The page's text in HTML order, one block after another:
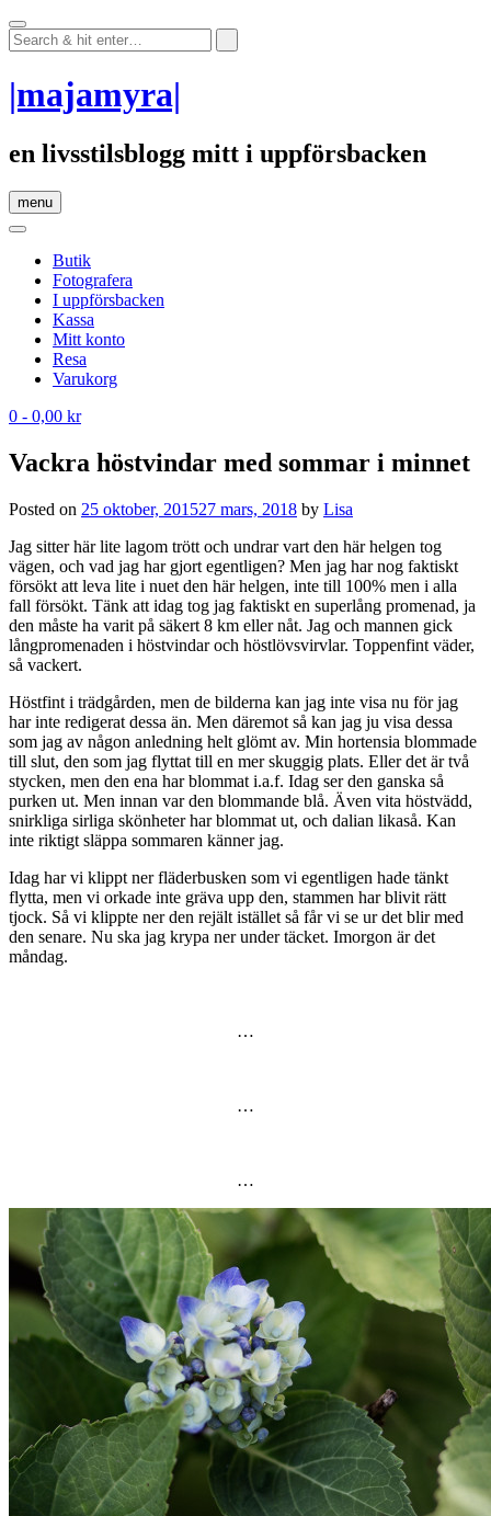
Skip
to
content
|majamyra|
en livsstilsblogg mitt i uppförsbacken
menu
Butik
Fotografera
I uppförsbacken
Kassa
Mitt konto
Resa
Varukorg
0 - 0,00 kr
Vackra höstvindar med sommar i minnet
Posted on 25 oktober, 201527 mars, 2018 by Lisa
Jag sitter här lite lagom trött och undrar vart den här helgen tog
vägen, och vad jag har gjort egentligen? Men jag har nog faktiskt
försökt att leva lite i nuet den här helgen, inte till 100% men i alla
fall försökt. Tänk att idag tog jag faktiskt en superlång promenad, ja
den måste ha varit på säkert 8 km eller nåt. Jag och mannen gick
långpromenaden i höstvindar och höstlövsvirvlar. Toppenfint väder,
så vackert.
Höstfint i trädgården, men de bilderna kan jag inte visa nu för jag
har inte redigerat dessa än. Men däremot så kan jag ju visa dessa
som jag av någon anledning helt glömt av. Min hortensia blommade
till slut, den som jag flyttat till en mer skuggig plats. Eller det är två
stycken, men den ena har blommat i.a.f. Idag ser den ganska så
purken ut. Men innan var den blommande blå. Även vita höstvädd,
snirkliga sirliga skönheter har blommat ut, och dalian likaså. Kan
inte riktigt släppa sommaren känner jag.
Idag har vi klippt ner fläderbusken som vi egentligen hade tänkt
flytta, men vi orkade inte gräva upp den, stammen har blivit rätt
tjock. Så vi klippte ner den rejält istället så får vi se ur det blir med
den senare. Nu ska jag krypa ner under täcket. Imorgon är det
måndag.
…
…
…